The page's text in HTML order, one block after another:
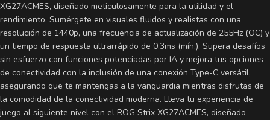
XG27ACMES, diseñado meticulosamente para la utilidad y el
rendimiento. Sumérgete en visuales fluidos y realistas con una
resolución de 1440p, una frecuencia de actualización de 255Hz (OC) y
un tiempo de respuesta ultrarrápido de 0.3ms (mín.). Supera desafíos
sin esfuerzo con funciones potenciadas por IA y mejora tus opciones
de conectividad con la inclusión de una conexión Type-C versátil,
asegurando que te mantengas a la vanguardia mientras disfrutas de
la comodidad de la conectividad moderna. Lleva tu experiencia de
juego al siguiente nivel con el ROG Strix XG27ACMES, diseñado